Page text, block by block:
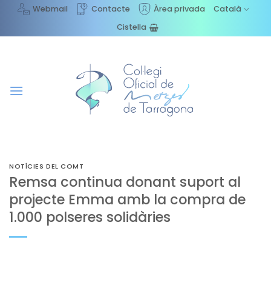
content
Webmail Contacte Àrea privada
Català
Cistella
NOTÍCIES DEL COMT
Remsa continua donant suport al
projecte Emma amb la compra de
1.000 polseres solidàries